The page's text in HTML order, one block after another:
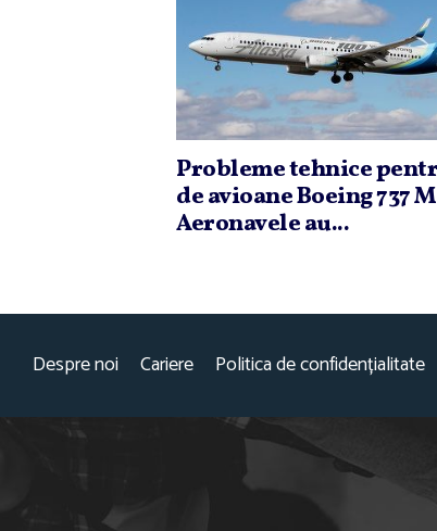
Probleme tehnice
de avioane Boeing 737
Aeronavele au...
Despre noi Cariere Politica de confidențialitate